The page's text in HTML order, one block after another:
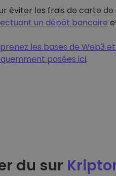
éviter les frais de carte
un dépôt bancaire
les bases de Web3
posées ici.
du sur